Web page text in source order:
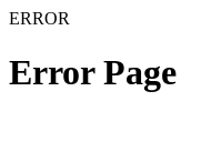
ERROR
Error Page